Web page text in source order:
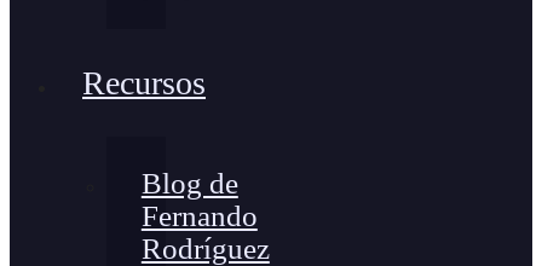
Recursos
Blog de
Fernando
Rodríguez